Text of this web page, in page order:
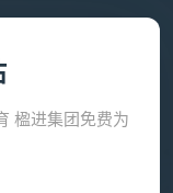
楹进集团免费为